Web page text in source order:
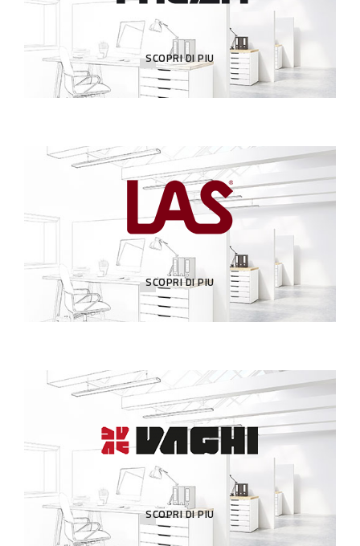
SCOPRI DI PIU
SCOPRI DI PIU
SCOPRI DI PIU